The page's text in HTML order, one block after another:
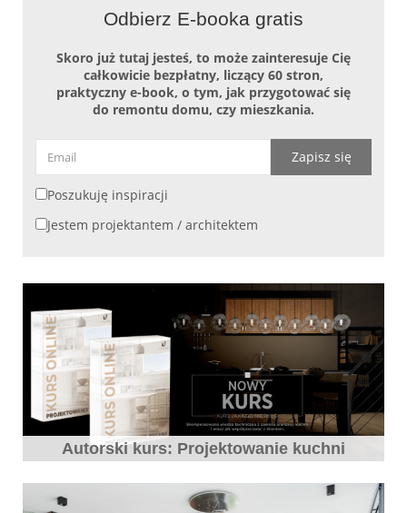
Odbierz E-booka gratis
Skoro już tutaj jesteś, to może zainteresuje Cię
całkowicie bezpłatny, liczący 60 stron,
praktyczny e-book, o tym, jak przygotować się
do remontu domu, czy mieszkania.
Zapisz się
Poszukuję inspiracji
Jestem projektantem / architektem
Autorski kurs: Projektowanie kuchni